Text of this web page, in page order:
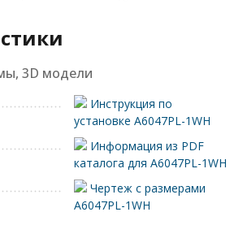
3D модели
Инструкция по
установке A6047PL-1WH
Информация из PDF
каталога для A6047PL-1WH
Чертеж с размерами
A6047PL-1WH